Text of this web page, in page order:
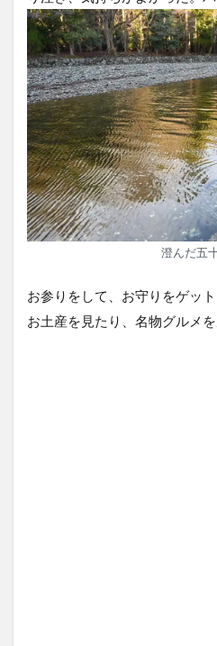
澄んだ五
お参りをして、お守りをゲット
お土産を見たり、名物グルメを